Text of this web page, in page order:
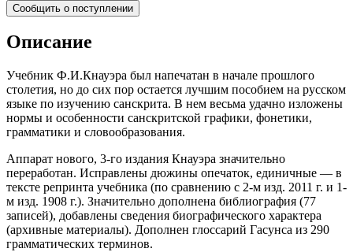
Сообщить о поступлении
Описание
Учебник Ф.И.Кнауэра был напечатан в начале прошлого
столетия, но до сих пор остается лучшим пособием на русском
языке по изучению санскрита. В нем весьма удачно изложены
нормы и особенности санскритской графики, фонетики,
грамматики и словообразования.
Аппарат нового, 3-го издания Кнауэра значительно
переработан. Исправлены дюжины опечаток, единичные — в
тексте репринта учебника (по сравнению с 2-м изд. 2011 г. и 1-
м изд. 1908 г.). Значительно дополнена библиография (77
записей), добавлены сведения биографического характера
(архивные материалы). Дополнен глоссарий Гасунса из 290
грамматических терминов.